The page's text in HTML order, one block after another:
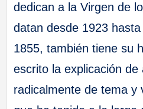
dedican a la Virgen de
datan desde 1923
1855, también tiene su
escrito la explicación
radicalmente de tema